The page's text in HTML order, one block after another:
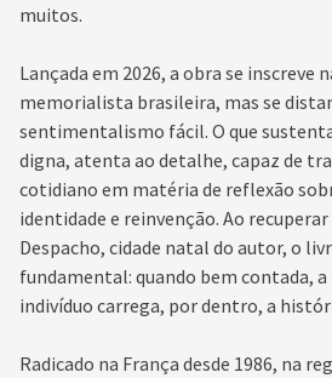
muitos.
Lançada em 2026, a obra se
memorialista brasileira, mas se
sentimentalismo fácil. O que
digna, atenta ao detalhe, capaz de
cotidiano em matéria de reflexão
identidade e reinvenção. Ao
Despacho, cidade natal do autor, o
fundamental: quando bem contada,
indivíduo carrega, por dentro, a
Radicado na França desde 1986, na